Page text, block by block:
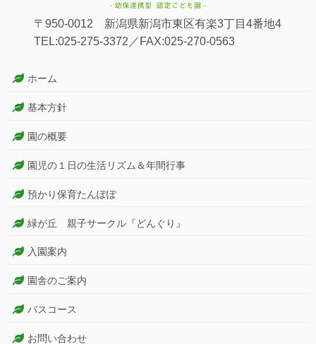
〒950-0012 新潟県新潟市東区有楽3丁目4番地4
TEL:025-275-3372／FAX:025-270-0563
ホーム
基本方針
園の概要
園児の１日の生活リズム＆年間行事
預かり保育たんぽぽ
緑が丘 親子サークル『どんぐり』
入園案内
園舎のご案内
バスコース
お問い合わせ